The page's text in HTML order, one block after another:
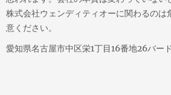
株式会社ウェンディティオーに関わるのは
意ください。
愛知県名古屋市中区栄1丁目16番地26バー